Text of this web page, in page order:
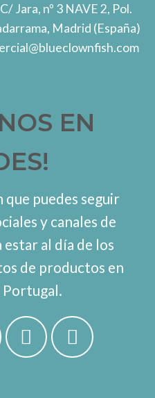
C/ Jara, nº 3 NAVE 2, Pol.
Madrid (España)
EN
que puedes seguir
y canales de
al día de los
de productos en
Portugal.